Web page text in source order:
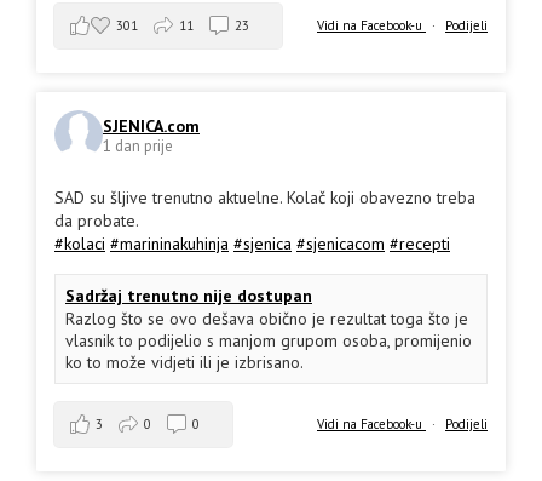
Vidi na Facebook-u · Podijeli
301 11 23
SJENICA.com
1 dan prije
SAD su šljive trenutno aktuelne. Kolač koji obavezno treba
da probate.
#kolaci #marininakuhinja #sjenica #sjenicacom #recepti
Sadržaj trenutno nije dostupan
Razlog što se ovo dešava obično je rezultat toga što je
vlasnik to podijelio s manjom grupom osoba, promijenio
ko to može vidjeti ili je izbrisano.
Vidi na Facebook-u · Podijeli
3 0 0